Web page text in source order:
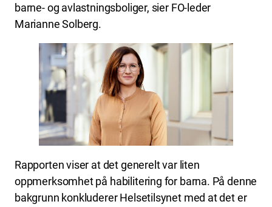
barne- og avlastningsboliger, sier FO-leder
Marianne Solberg.
Rapporten viser at det generelt var liten
oppmerksomhet på habilitering for barna. På denne
bakgrunn konkluderer Helsetilsynet med at det er